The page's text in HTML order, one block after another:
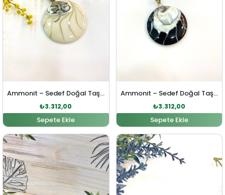
Ammonit – Sedef Doğal Taş Gümüş Kolye Ucu
₺3.312,00
Sepete Ekle
Ammonit – Sedef Doğal Taş Gümüş Kolye Ucu
₺3.312,00
Sepete Ekle
Orijinal fiyat: ₺3.896,00.
Şu andaki fiyat: ₺3.542,00.Orijinal fiyat:Şu andaki